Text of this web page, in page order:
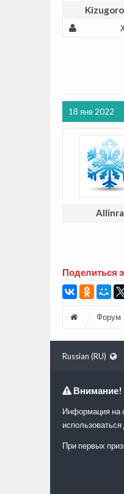
18 янв 2022
Allinra
Поделиться
Форум
Russian (RU)
Внимание!
Информация на
При первых